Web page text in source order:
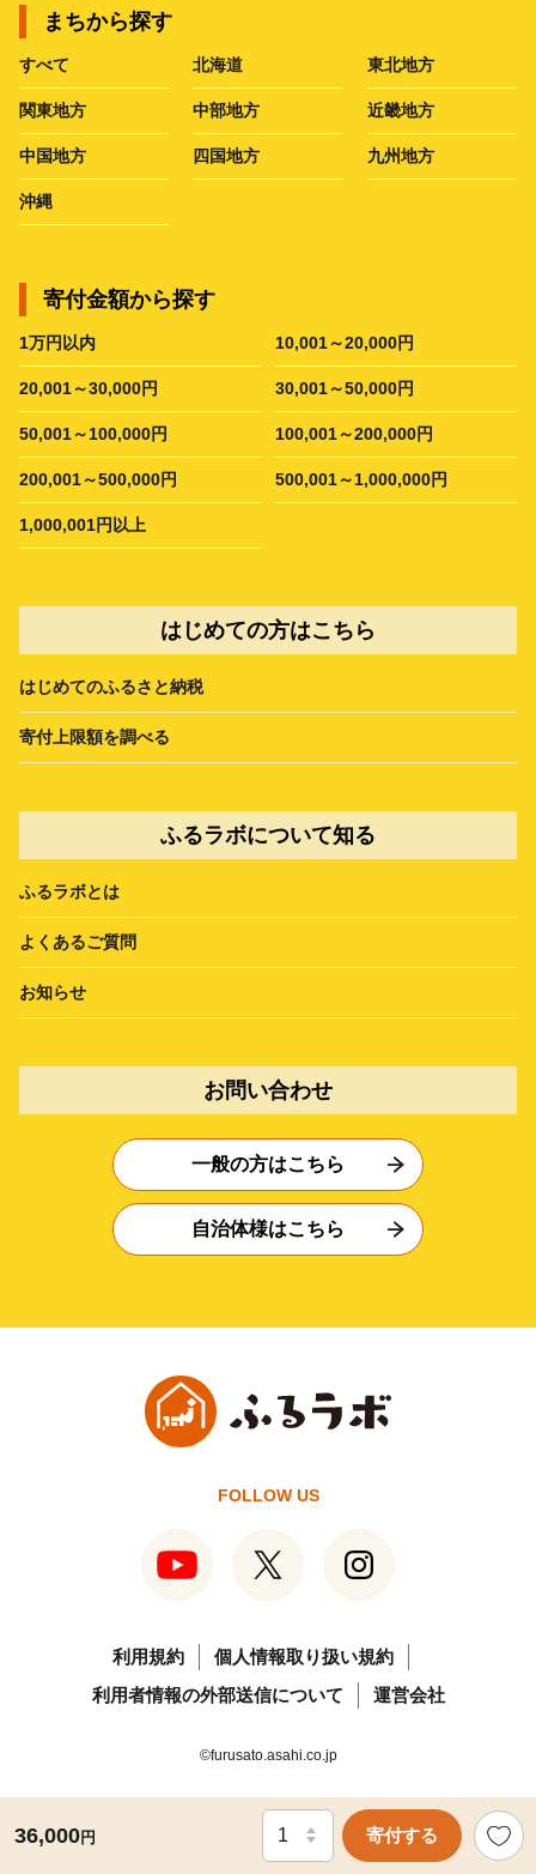
36,000円 寄付する
まちから探す
すべて 北海道 東北地方
関東地方 中部地方 近畿地方
中国地方 四国地方 九州地方
沖縄
寄付金額から探す
1万円以内 10,001～20,000円
20,001～30,000円 30,001～50,000円
50,001～100,000円 100,001～200,000円
200,001～500,000円 500,001～1,000,000円
1,000,001円以上
はじめての方はこちら
はじめてのふるさと納税
寄付上限額を調べる
ふるラボについて知る
ふるラボとは
よくあるご質問
お知らせ
お問い合わせ
一般の方はこちら
自治体様はこちら
FOLLOW US
利用規約
個人情報取り扱い規約
利用者情報の外部送信について
運営会社
©furusato.asahi.co.jp